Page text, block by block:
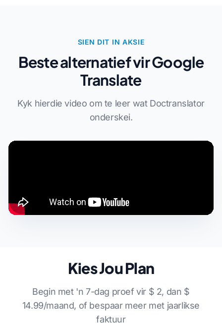
SIEN DIT IN AKSIE
Beste alternatief vir Google
Translate
Kyk hierdie video om te leer wat Doctranslator
onderskei.
Kies Jou Plan
Begin met 'n 7-dag proef vir $ 2, dan $
14.99/maand, of bespaar meer met jaarlikse
faktuur